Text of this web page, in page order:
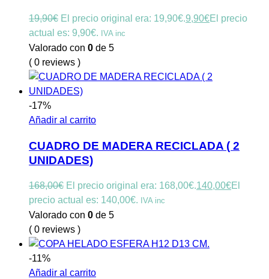
19,90€ El precio original era: 19,90€.9,90€El precio
actual es: 9,90€. IVA inc
Valorado con 0 de 5
( 0 reviews )
-17%
Añadir al carrito
CUADRO DE MADERA RECICLADA ( 2
UNIDADES)
168,00€ El precio original era: 168,00€.140,00€El
precio actual es: 140,00€. IVA inc
Valorado con 0 de 5
( 0 reviews )
-11%
Añadir al carrito